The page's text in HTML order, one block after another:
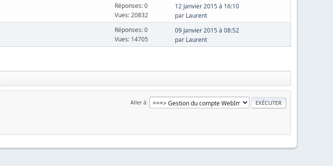
Réponses: 0
Vues: 20832
12 Janvier 2015 à 16:10
par Laurent
Réponses: 0
Vues: 14705
09 Janvier 2015 à 08:52
par Laurent
Aller à